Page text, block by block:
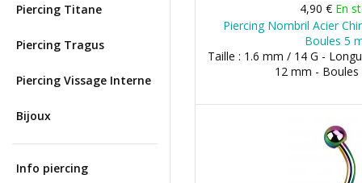
Piercing Titane
Piercing Tragus
Piercing Vissage Interne
Bijoux
Info piercing
4,90 € En
Piercing Nombril Acier
Boules 5
Taille : 1.6 mm / 14 G -
12 mm - Boules